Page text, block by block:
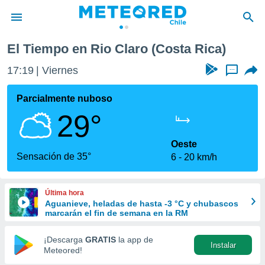
de
por
se
calidad.
a este
las
y
forma
digital
basada
El Tiempo en Rio Claro (Costa Rica)
17:19 Viernes ...
Parcialmente nuboso
29°
Sensación de 35°
Oeste
6
20 km/h
Última hora
Aguanieve, heladas de hasta -3 °C y chubascos
marcarán el fin de semana en la RM
¡Descarga GRATIS la app de
Meteored!
Instalar